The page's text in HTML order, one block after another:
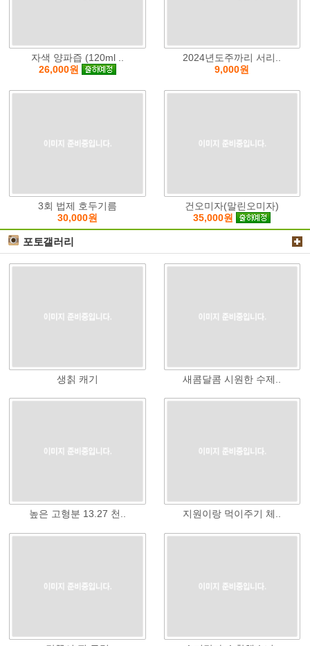
자색 양파즙 (120ml ..
26,000원
2024년도주까리 서리..
9,000원
3회 법제 호두기름
30,000원
건오미자(말린오미자)
35,000원
포토갤러리
생칡 캐기 새콤달콤 시원한 수제..
높은 고형분 13.27 천.. 지원이랑 먹이주기 체..